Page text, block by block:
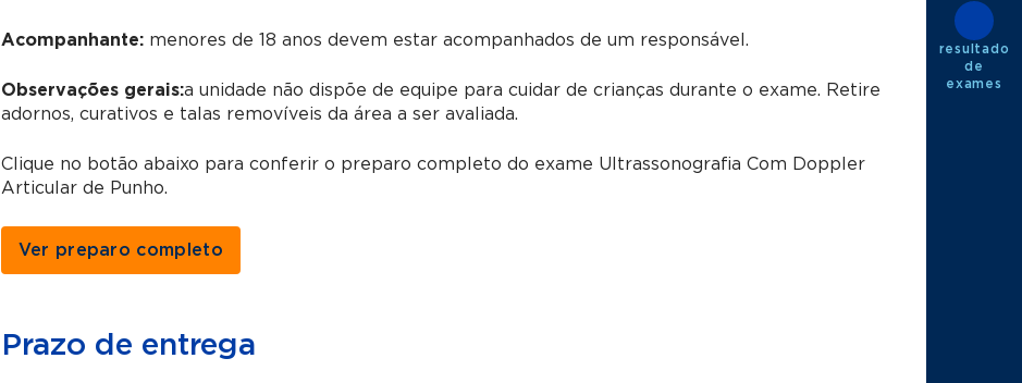
Acompanhante:menores de 18 anos devem estar acompanhados de um responsável.
Observações gerais:a unidade não dispõe de equipe para cuidar de crianças durante o exame. Retire
adornos, curativos e talas removíveis da área a ser avaliada.
Clique no botão abaixo para conferir o preparo completo do exame Ultrassonografia Com Doppler
Articular de Punho.
Ver preparo completo
Prazo de entrega
resultado
de
exames